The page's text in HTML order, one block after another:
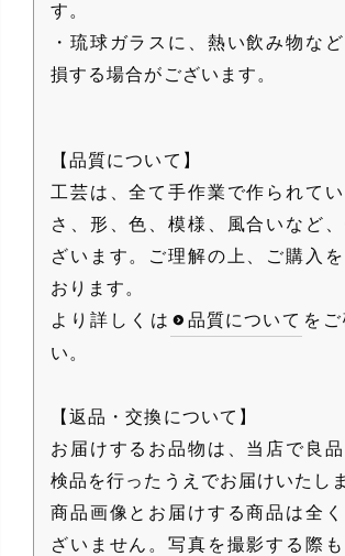
す。
・琉球ガラスに、熱い飲み物な
損する場合がございます。
【品質について】
工芸は、全て手作業で作られて
さ、形、色、模様、風合いなど
ざいます。ご理解の上、ご購入
おります。
より詳しくは
品質について を
い。
【返品・交換について】
お届けするお品物は、当店で良品
検品を行ったうえでお届けいたし
商品画像とお届けする商品は全
ざいません。写真を撮影する際